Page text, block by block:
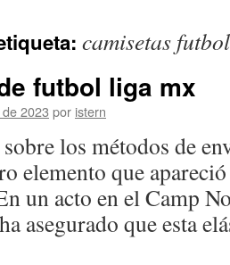
camisetas
futbol liga mx
2023 por istern
los métodos de
elemento que
un acto en el Camp
asegurado que esta